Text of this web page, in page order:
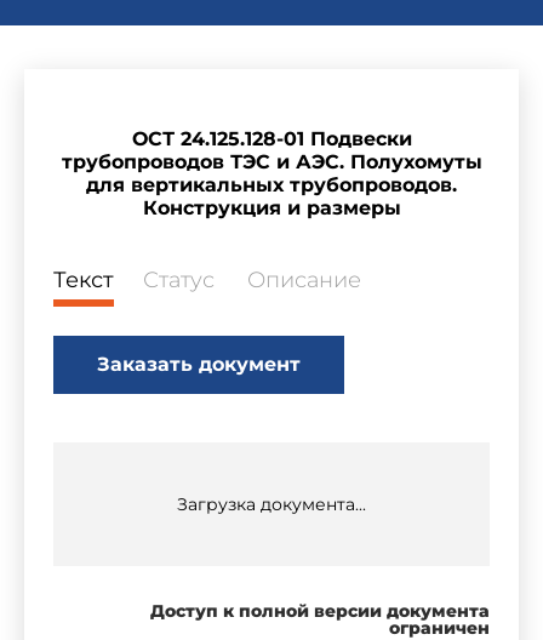
ОСТ 24.125.128-01 Подвески
трубопроводов ТЭС и АЭС. Полухомуты
для вертикальных трубопроводов.
Конструкция и размеры
Текст Статус Описание
Заказать документ
Загрузка документа...
Доступ к полной версии документа
ограничен